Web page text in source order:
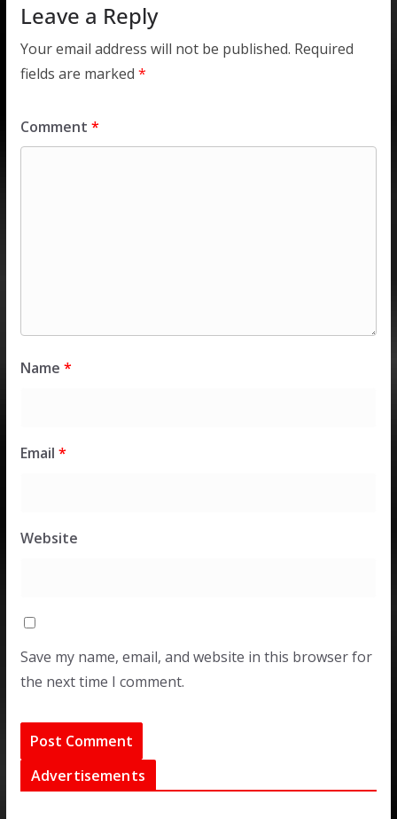
Leave a Reply
Your email address will not be published. Required
fields are marked *
Comment *
Name *
Email *
Website
Save my name, email, and website in this browser for
the next time I comment.
Advertisements